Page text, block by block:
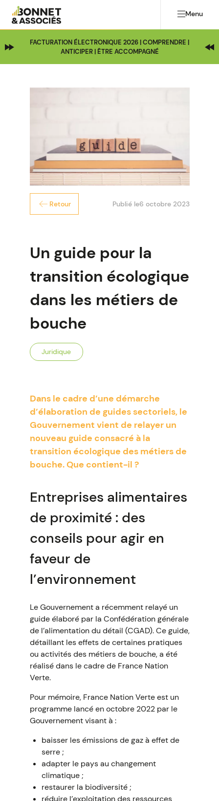
Menu
FACTURATION ÉLECTRONIQUE 2026 | COMPRENDRE |
ANTICIPER | ÊTRE ACCOMPAGNÉ
Retour Publié le6 octobre 2023
Un guide pour la
transition écologique
dans les métiers de
bouche
Juridique
Dans le cadre d’une démarche
d’élaboration de guides sectoriels, le
Gouvernement vient de relayer un
nouveau guide consacré à la
transition écologique des métiers de
bouche. Que contient-il ?
Entreprises alimentaires
de proximité : des
conseils pour agir en
faveur de
l’environnement
Le Gouvernement a récemment relayé un
guide élaboré par la Confédération générale
de l’alimentation du détail (CGAD). Ce guide,
détaillant les effets de certaines pratiques
ou activités des métiers de bouche, a été
réalisé dans le cadre de France Nation
Verte.
Pour mémoire, France Nation Verte est un
programme lancé en octobre 2022 par le
Gouvernement visant à :
baisser les émissions de gaz à effet de
serre ;
adapter le pays au changement
climatique ;
restaurer la biodiversité ;
réduire l’exploitation des ressources